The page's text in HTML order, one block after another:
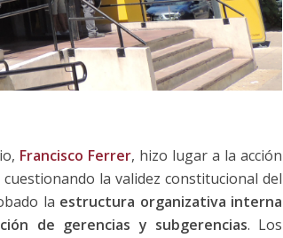
Francisco Ferrer, hizo lugar a la acción
la validez constitucional del
la estructura organizativa interna
de gerencias y subgerencias. Los